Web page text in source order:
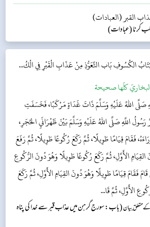
القبر (العبادات)
کرنا (عبادات)
الكُسُوفِبَاب التَّعَوُّذِ مِنْ عَذَابِ الْقَبْرِ فِي الْكُ...
كلّها صحيحة
صَلَّى اللهُ عَلَيْهِ وَسَلَّمَ ذَاتَ غَدَاةٍ مَرْكَبًا، فَخَسَفَتِ
اللَّهِ صَلَّى اللهُ عَلَيْهِ وَسَلَّمَ بَيْنَ ظَهْرَانَيِ الحُجَرِ،
فَقَامَ قِيَامًا طَوِيلًا، ثُمَّ رَكَعَ رُكُوعًا طَوِيلًا، ثُمَّ رَفَعَ
القِيَامِ الأَوَّلِ، ثُمَّ رَكَعَ رُكُوعًا طَوِيلًا وَهُوَ دُونَ الرُّكُوعِ
فَقَامَ قِيَامًا طَوِيلًا وَهُوَ دُونَ القِيَامِ الأَوَّلِ، ثُمَّ رَكَعَ
الأَوَّلِ، ثُمَّ قَا...
متعلق بیان(باب: سورج گرہن میں عذاب قبر سے خدا کی پناہ